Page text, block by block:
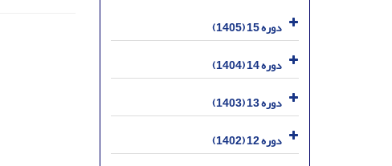
دوره 15 (1405)
دوره 14 (1404)
دوره 13 (1403)
دوره 12 (1402)